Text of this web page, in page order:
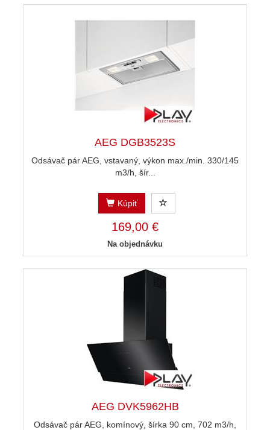
AEG DGB3523S
Odsávač pár AEG, vstavaný, výkon max./min. 330/145
m3/h, šír...
Kúpiť
169,00 €
Na objednávku
AEG DVK5962HB
Odsávač pár AEG, komínový, šírka 90 cm, 702 m3/h,